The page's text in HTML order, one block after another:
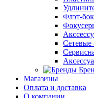
Флэт-
Сетевые
Магазины
Оплата и доставка
О компании